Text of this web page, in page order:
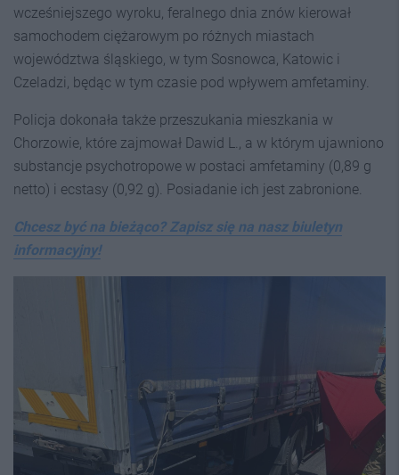
wcześniejszego wyroku, feralnego dnia znów kierował
samochodem ciężarowym po różnych miastach
województwa śląskiego, w tym Sosnowca, Katowic i
Czeladzi, będąc w tym czasie pod wpływem amfetaminy.
Policja dokonała także przeszukania mieszkania w
Chorzowie, które zajmował Dawid L., a w którym ujawniono
substancje psychotropowe w postaci amfetaminy (0,89 g
netto) i ecstasy (0,92 g). Posiadanie ich jest zabronione.
Chcesz być na bieżąco? Zapisz się na nasz biuletyn
informacyjny!